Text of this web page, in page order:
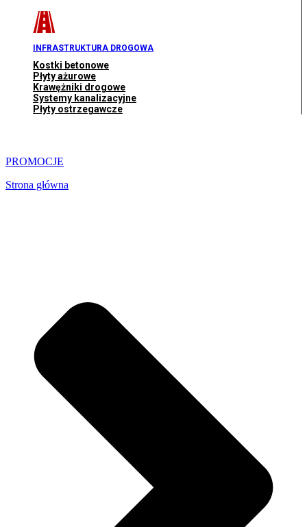
INFRASTRUKTURA DROGOWA
Kostki betonowe
Płyty ażurowe
Krawężniki drogowe
Systemy kanalizacyjne
Płyty ostrzegawcze
PROMOCJE
Strona główna